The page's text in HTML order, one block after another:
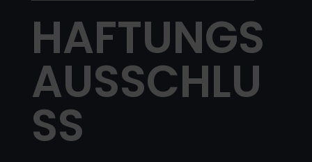
HAFTUNGS
AUSSCHLU
SS